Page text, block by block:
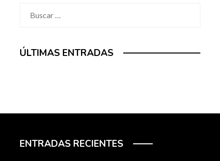
ÚLTIMAS ENTRADAS
ENTRADAS RECIENTES